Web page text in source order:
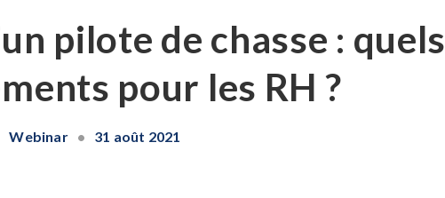
pilote de chasse : quels
pour les RH ?
Webinar • 31 août 2021